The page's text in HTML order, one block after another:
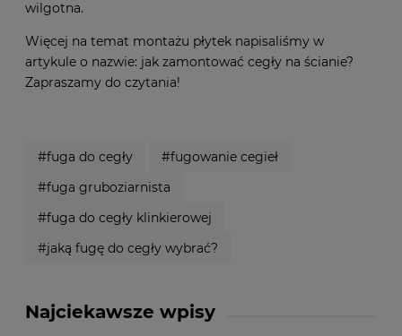
wilgotna.
Więcej na temat montażu płytek napisaliśmy w
artykule o nazwie: jak zamontować cegły na ścianie?
Zapraszamy do czytania!
#fuga do cegły
#fugowanie cegieł
#fuga gruboziarnista
#fuga do cegły klinkierowej
#jaką fugę do cegły wybrać?
Najciekawsze wpisy